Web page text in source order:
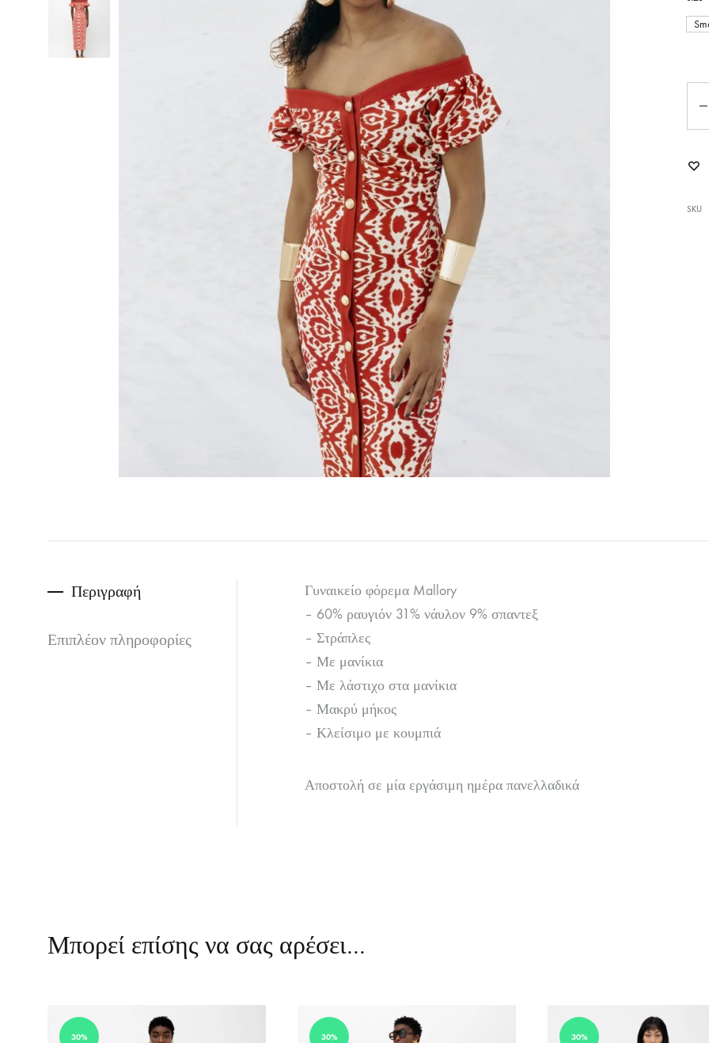
SKU
Περιγραφή
Επιπλέον πληροφορίες
Γυναικείο φόρεμα Mallory
– 60% ραυγιόν 31% νάυλον 9% σπαντεξ
– Στράπλες
– Με μανίκια
– Με λάστιχο στα μανίκια
– Μακρύ μήκος
– Κλείσιμο με κουμπιά
Αποστολή σε μία εργάσιμη ημέρα πανελλαδικά
Μπορεί επίσης να σας αρέσει…
30% 30% 30%